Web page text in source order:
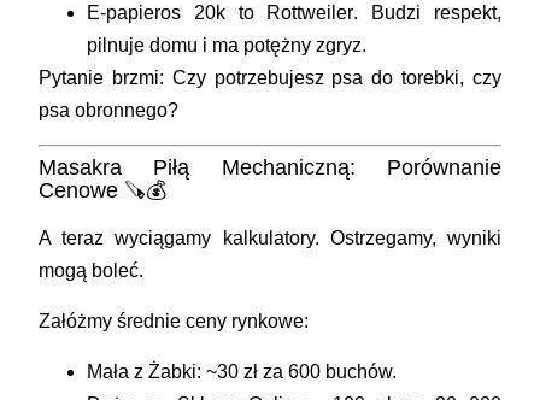
E-papieros 20k to Rottweiler. Budzi respekt,
pilnuje domu i ma potężny zgryz.
Pytanie brzmi: Czy potrzebujesz psa do torebki, czy
psa obronnego?
Masakra Piłą Mechaniczną: Porównanie
Cenowe 🪚💰
A teraz wyciągamy kalkulatory. Ostrzegamy, wyniki
mogą boleć.
Załóżmy średnie ceny rynkowe:
Mała z Żabki: ~30 zł za 600 buchów.